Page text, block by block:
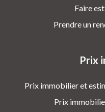
Faire
Prendre un
Prix
Prix immobilier et
Prix